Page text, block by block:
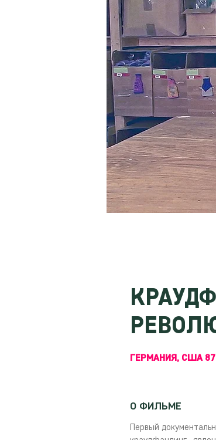
ГЕРМАНИЯ, США
О ФИЛЬМЕ
Первый